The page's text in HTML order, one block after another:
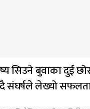
सिउने बुवाका दुई
संघर्षले लेख्यो